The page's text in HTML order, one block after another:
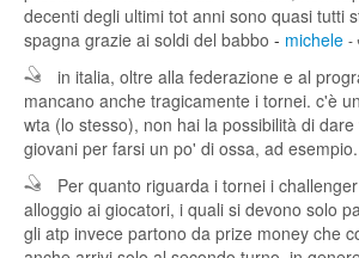
decenti degli ultimi tot anni sono quasi tutti
spagna grazie ai soldi del babbo - michele -
in italia, oltre alla federazione e al
mancano anche tragicamente i tornei. c'è
wta (lo stesso), non hai la possibilità di
giovani per farsi un po' di ossa, ad esempio.
Per quanto riguarda i tornei i
alloggio ai giocatori, i quali si devono solo
gli atp invece partono da prize money che